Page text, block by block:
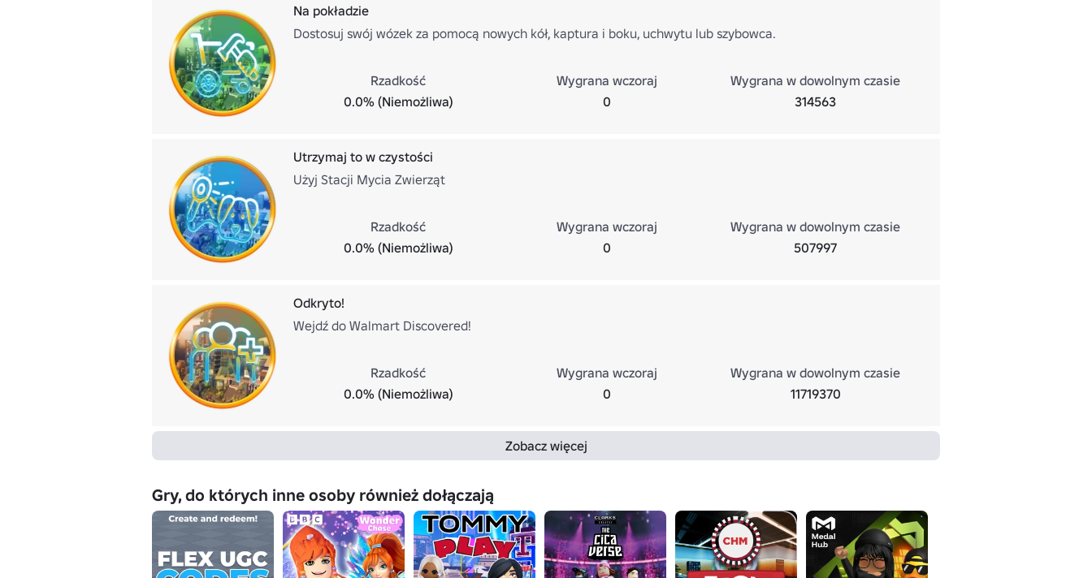
Na pokładzie
Dostosuj swój wózek za pomocą nowych kół, kaptura i boku, uchwytu lub szybowca.
Rzadkość
0.0% (Niemożliwa)
Wygrana wczoraj
0
Wygrana w dowolnym czasie
314563
Utrzymaj to w czystości
Użyj Stacji Mycia Zwierząt
Rzadkość
0.0% (Niemożliwa)
Wygrana wczoraj
0
Wygrana w dowolnym czasie
507997
Odkryto!
Wejdź do Walmart Discovered!
Rzadkość
0.0% (Niemożliwa)
Wygrana wczoraj
0
Wygrana w dowolnym czasie
11719370
Zobacz więcej
Gry, do których inne osoby również dołączają